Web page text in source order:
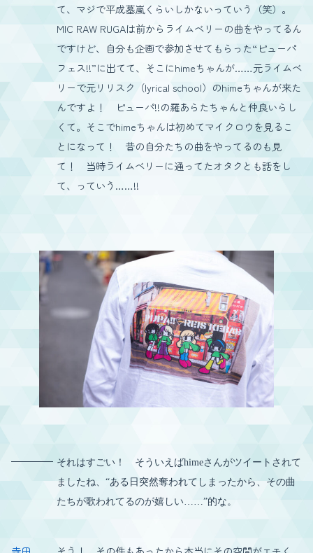
て、マジで平成墓嵐くらいしかないっていう（笑）。
MIC RAW RUGAは前からライムベリーの曲をやってるん
ですけど、自分も企画で参加させてもらった“ピューパ
フェス!!”に出てて、そこにhimeちゃんが……元ライムベ
リーで元リリスク（lyrical school）のhimeちゃんが来た
んですよ！ ピューパ!!の羅あらたちゃんと仲良いらし
くて。そこでhimeちゃんは初めてマイクロウを見るこ
とになって！ 昔の自分たちの曲をやってるのも見
て！ 当時ライムベリーに通ってたオタクとも話をし
て、っていう……!!
それはすごい！ そういえばhimeさんがツイートされて
ましたね、“ある日突然奪われてしまったから、その曲
たちが歌われてるのが嬉しい……”的な。